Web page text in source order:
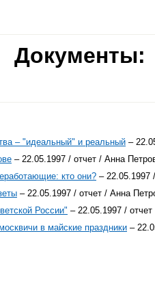
Документы:
– "идеальный" и реальный –
– 22.05.1997 / отчет / Анна
кто они? – 22.05.1997
– 22.05.1997 / отчет / Анна
России" – 22.05.1997 /
в майские праздники –